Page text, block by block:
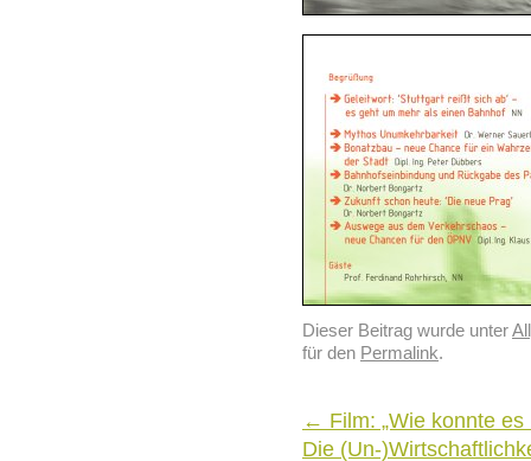
Dieser Beitrag wurde unter
für den Permalink.
← Film: „Wie konnte
Die (Un-